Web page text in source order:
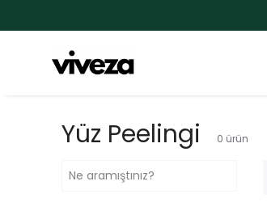
Yüz Peelingi 0 ürün